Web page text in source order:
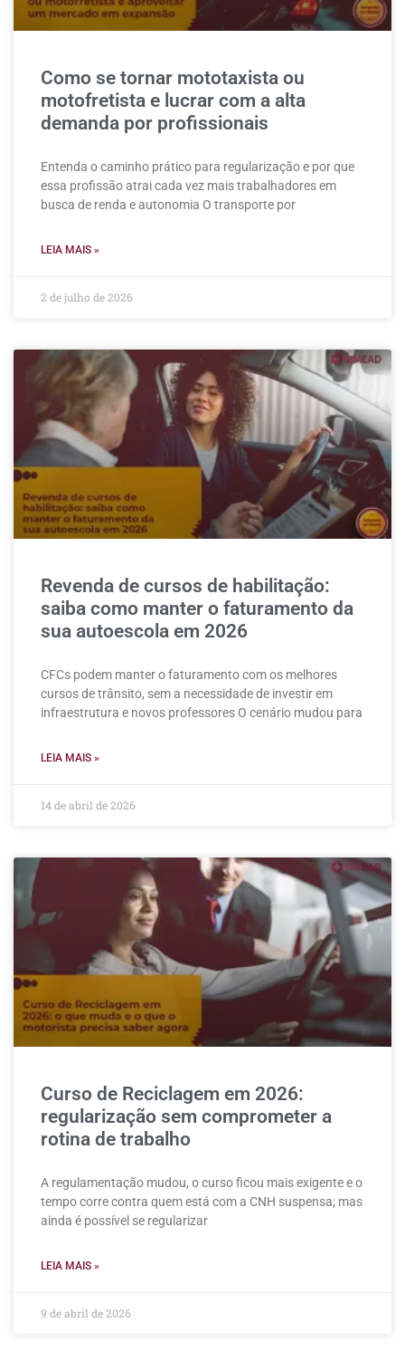
Como se tornar mototaxista ou
motofretista e lucrar com a alta
demanda por profissionais
Entenda o caminho prático para regularização e por que
essa profissão atrai cada vez mais trabalhadores em
busca de renda e autonomia O transporte por
LEIA MAIS »
2 de julho de 2026
Revenda de cursos de habilitação:
saiba como manter o faturamento da
sua autoescola em 2026
CFCs podem manter o faturamento com os melhores
cursos de trânsito, sem a necessidade de investir em
infraestrutura e novos professores O cenário mudou para
LEIA MAIS »
14 de abril de 2026
Curso de Reciclagem em 2026:
regularização sem comprometer a
rotina de trabalho
A regulamentação mudou, o curso ficou mais exigente e o
tempo corre contra quem está com a CNH suspensa; mas
ainda é possível se regularizar
LEIA MAIS »
9 de abril de 2026